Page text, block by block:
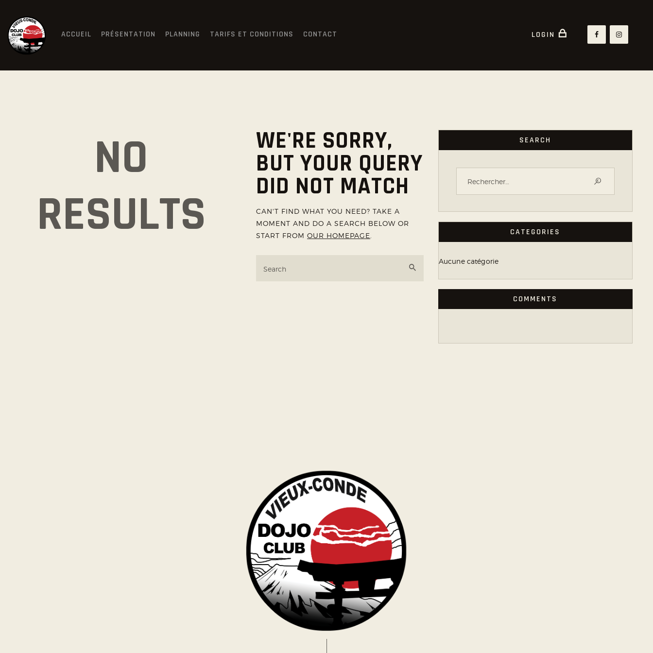
ACCUEIL PRÉSENTATION PLANNING TARIFS ET CONDITIONS CONTACT LOGIN
PRÉSENTATION
NO
RESULTS
WE'RE SORRY,
BUT YOUR QUERY
DID NOT MATCH
CAN'T FIND WHAT YOU NEED? TAKE A
MOMENT AND DO A SEARCH BELOW OR
START FROMOUR HOMEPAGE
SEARCH
CATEGORIES
Aucune catégorie
COMMENTS